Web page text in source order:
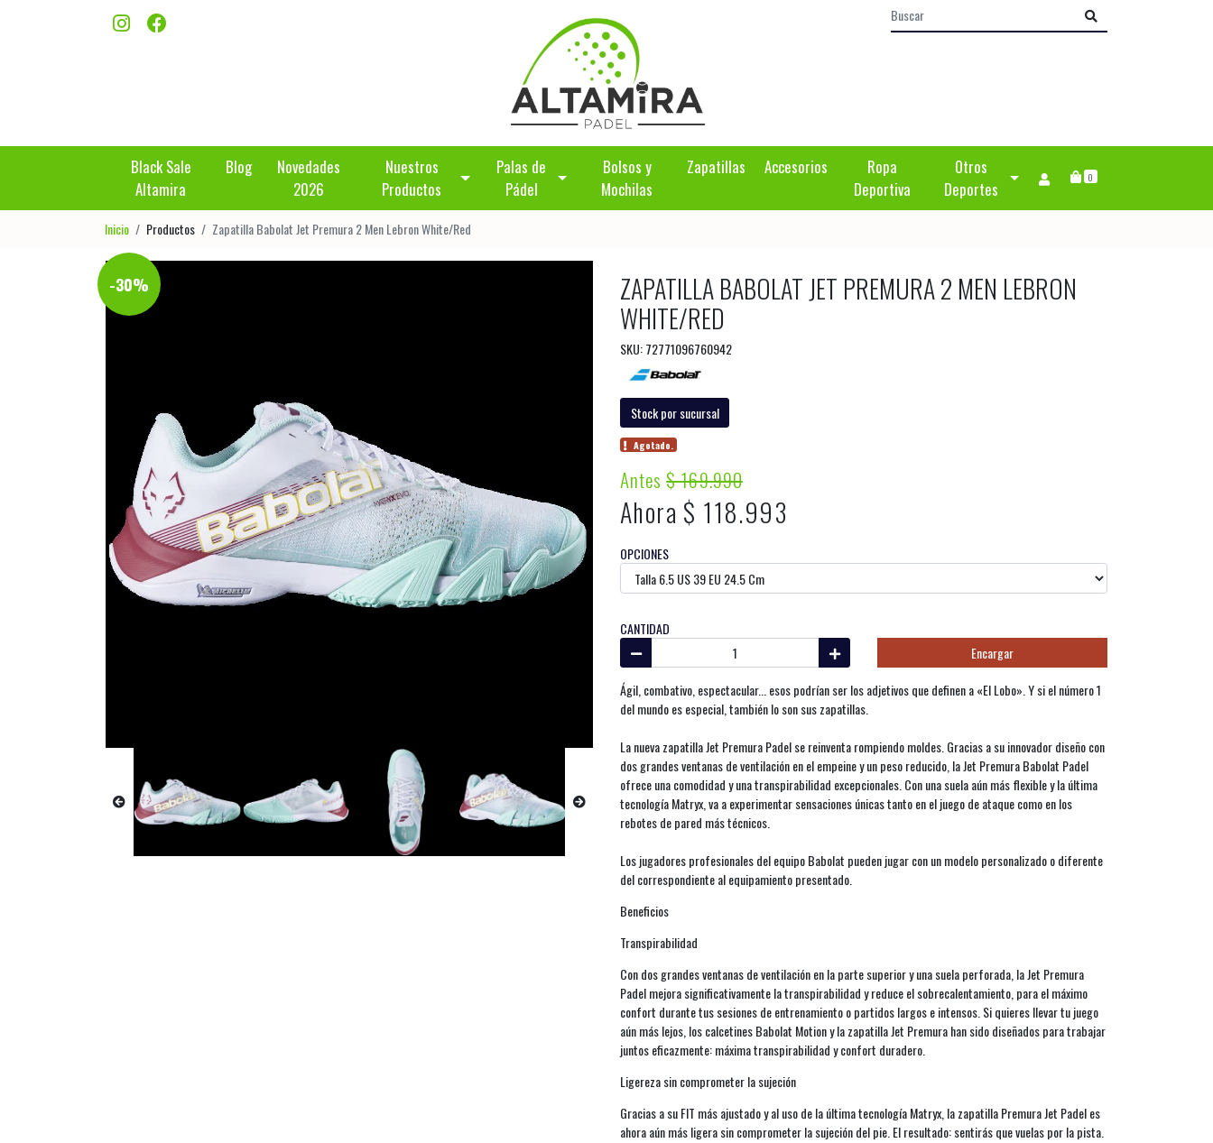
Black Sale
Altamira
Blog
Novedades
2026
Nuestros
Productos
Palas de
Pádel
Bolsos y
Mochilas
Zapatillas Accesorios
Ropa
Deportiva
Otros
Deportes
0
Inicio Productos Zapatilla Babolat Jet Premura 2 Men Lebron White/Red
-30%
ZAPATILLA BABOLAT JET PREMURA 2 MEN LEBRON
WHITE/RED
SKU: 72771096760942
Stock por sucursal
Agotado.
Antes$ 169.990
Ahora $ 118.993
OPCIONES
CANTIDAD
Encargar
Ágil, combativo, espectacular... esos podrían ser los adjetivos que definen a «El Lobo». Y si el número 1
del mundo es especial, también lo son sus zapatillas.
La nueva zapatilla Jet Premura Padel se reinventa rompiendo moldes. Gracias a su innovador diseño con
dos grandes ventanas de ventilación en el empeine y un peso reducido, la Jet Premura Babolat Padel
ofrece una comodidad y una transpirabilidad excepcionales. Con una suela aún más flexible y la última
tecnología Matryx, va a experimentar sensaciones únicas tanto en el juego de ataque como en los
rebotes de pared más técnicos.
Los jugadores profesionales del equipo Babolat pueden jugar con un modelo personalizado o diferente
del correspondiente al equipamiento presentado.
Beneficios
Transpirabilidad
Con dos grandes ventanas de ventilación en la parte superior y una suela perforada, la Jet Premura
Padel mejora significativamente la transpirabilidad y reduce el sobrecalentamiento, para el máximo
confort durante tus sesiones de entrenamiento o partidos largos e intensos. Si quieres llevar tu juego
aún más lejos, los calcetines Babolat Motion y la zapatilla Jet Premura han sido diseñados para trabajar
juntos eficazmente: máxima transpirabilidad y confort duradero.
Ligereza sin comprometer la sujeción
Gracias a su FIT más ajustado y al uso de la última tecnología Matryx, la zapatilla Premura Jet Padel es
ahora aún más ligera sin comprometer la sujeción del pie. El resultado: sentirás que vuelas por la pista.